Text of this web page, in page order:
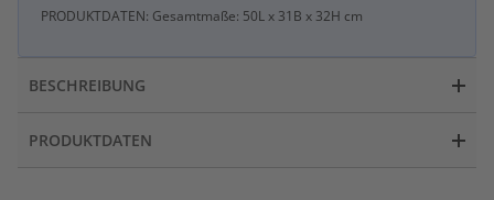
PRODUKTDATEN: Gesamtmaße: 50L x 31B x 32H cm
BESCHREIBUNG
PRODUKTDATEN